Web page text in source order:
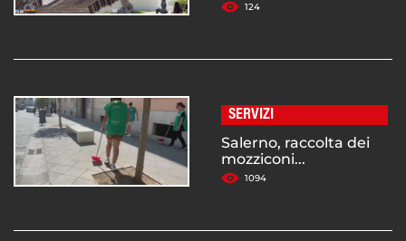
124
SERVIZI
Salerno, raccolta dei
mozziconi...
1094